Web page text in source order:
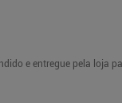
e entregue pela loja